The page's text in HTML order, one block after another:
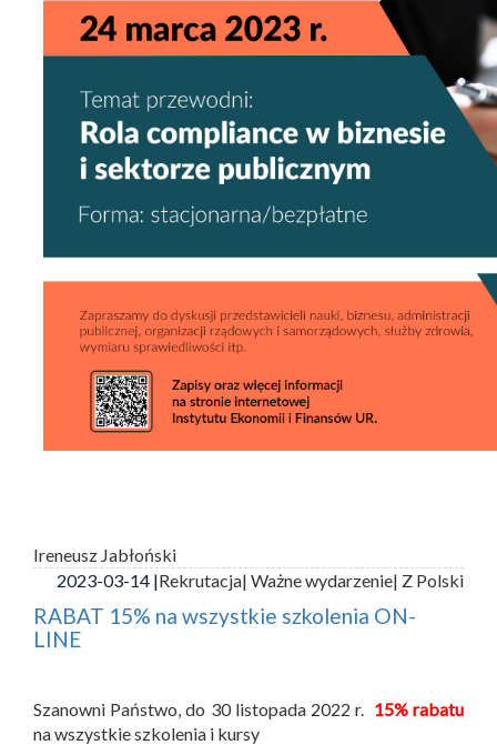
Ireneusz Jabłoński
2023-03-14 |Rekrutacja| Ważne wydarzenie| Z Polski
RABAT 15% na wszystkie szkolenia ON-
LINE
Szanowni Państwo, do 30 listopada 2022 r. 15% rabatu
na wszystkie szkolenia i kursy